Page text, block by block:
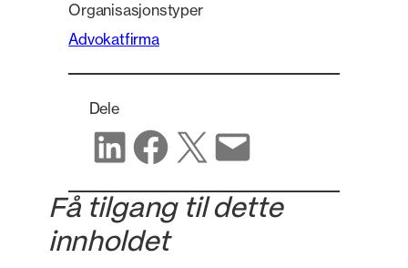
Organisasjonstyper
Advokatfirma
Dele
Del på LinkedIn Del på Facebook Del på X Del via e-post
Få tilgang til dette
innholdet